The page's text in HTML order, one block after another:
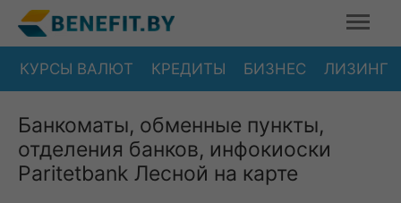
КУРСЫ ВАЛЮТ КРЕДИТЫ БИЗНЕС ЛИЗИНГ
Банкоматы, обменные пункты,
отделения банков, инфокиоски
Paritetbank Лесной на карте